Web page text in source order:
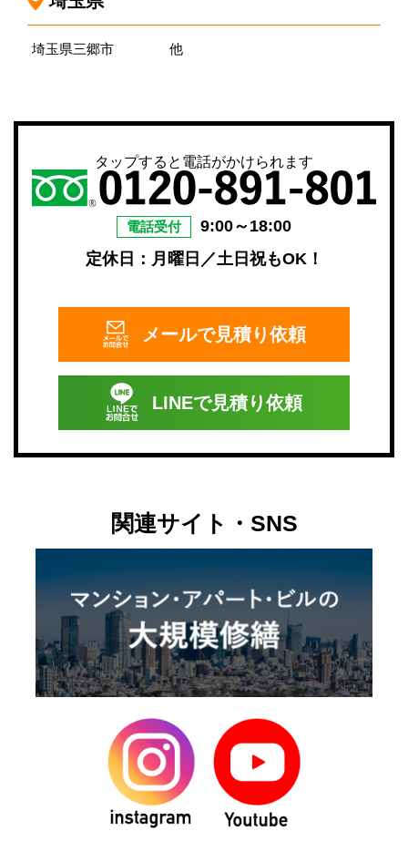
埼玉県三郷市 他
タップすると電話がかけられます
電話受付
9:00～18:00
定休日：月曜日／土日祝もOK！
メールで見積り依頼
LINEで見積り依頼
関連サイト・SNS